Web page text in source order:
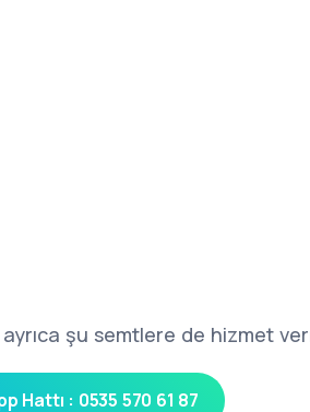
ayrıca şu semtlere de hizmet
Hattı : 0535 570 61 87